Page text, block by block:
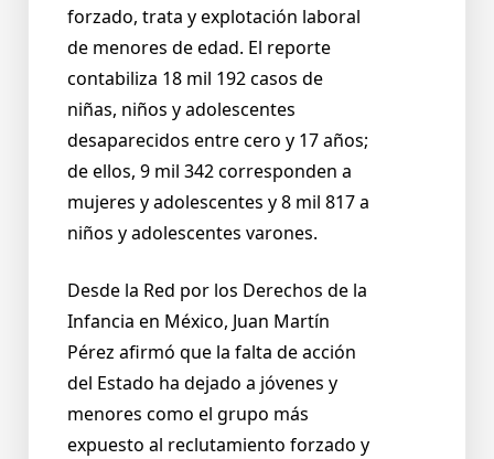
forzado, trata y explotación laboral
de menores de edad. El reporte
contabiliza 18 mil 192 casos de
niñas, niños y adolescentes
desaparecidos entre cero y 17 años;
de ellos, 9 mil 342 corresponden a
mujeres y adolescentes y 8 mil 817 a
niños y adolescentes varones.
Desde la Red por los Derechos de la
Infancia en México, Juan Martín
Pérez afirmó que la falta de acción
del Estado ha dejado a jóvenes y
menores como el grupo más
expuesto al reclutamiento forzado y